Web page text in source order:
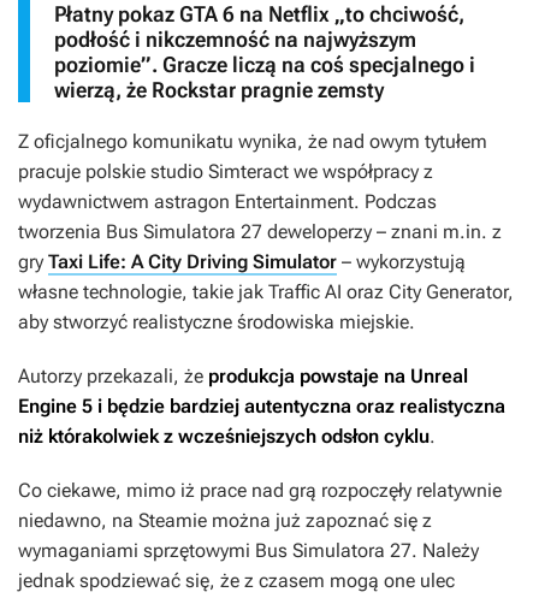
Płatny pokaz GTA 6 na Netflix „to chciwość,
podłość i nikczemność na najwyższym
poziomie”. Gracze liczą na coś specjalnego i
wierzą, że Rockstar pragnie zemsty
Z oficjalnego komunikatu wynika, że nad owym tytułem
pracuje polskie studio Simteract we współpracy z
wydawnictwem astragon Entertainment. Podczas
tworzenia Bus Simulatora 27 deweloperzy – znani m.in. z
gry Taxi Life: A City Driving Simulator – wykorzystują
własne technologie, takie jak Traffic AI oraz City Generator,
aby stworzyć realistyczne środowiska miejskie.
Autorzy przekazali, że produkcja powstaje na Unreal
Engine 5 i będzie bardziej autentyczna oraz realistyczna
niż którakolwiek z wcześniejszych odsłon cyklu.
Co ciekawe, mimo iż prace nad grą rozpoczęły relatywnie
niedawno, na Steamie można już zapoznać się z
wymaganiami sprzętowymi Bus Simulatora 27. Należy
jednak spodziewać się, że z czasem mogą one ulec